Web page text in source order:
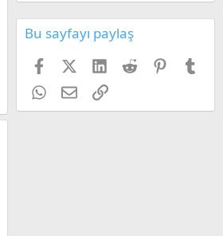
Bu sayfayı paylaş
FacebookX (Twitter)
LinkedIn
Reddit Pinterest
WhatsApp
E-postaLink